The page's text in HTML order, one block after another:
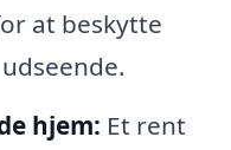
at beskytte
hjem: Et rent